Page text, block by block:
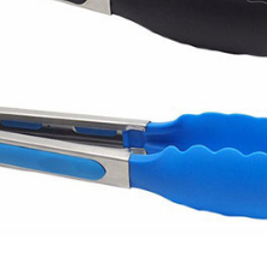
矽膠廚房餐飲用具